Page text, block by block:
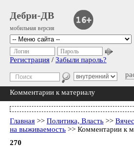
Дебри-ДВ
мобильная версия
Логин Пароль
Регистрация / Забыли пароль?
Комментарии к материалу
Главная >> Политика, Власть >>
на выживаемость >> Комментарии к
270